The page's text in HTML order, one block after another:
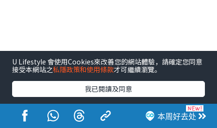
本周好去处
港玩港食港生活
U Lifestyle 會使用Cookies來改善您的網站體驗，請確定您同意
接受本網站之私隱政策和使用條款才可繼續瀏覽。
我已閱讀及同意